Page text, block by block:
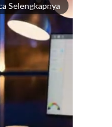
Selengkapnya